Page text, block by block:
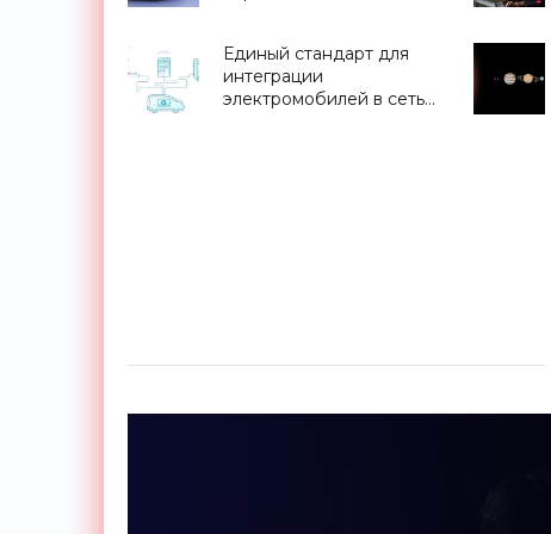
Единый стандарт для
интеграции
электромобилей в сеть